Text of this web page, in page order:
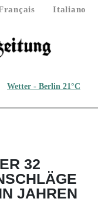
Italiano
Wetter - Berlin 21°C
32
JAHREN